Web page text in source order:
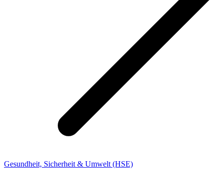
Gesundheit, Sicherheit & Umwelt (HSE)